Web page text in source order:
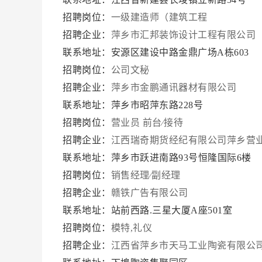
招聘岗位： 一级建造师（建筑工程
招聘企业： 萍乡市汇邦装饰设计工程有限公司
联系地址：安源区建设中路金鼎广场A栋603
招聘岗位： 公司文秘
招聘企业： 萍乡市金鹏通讯器材有限公司
联系地址：萍乡市昭萍东路228号
招聘岗位： 营业员 前台∕接待
招聘企业： 江西瑞奇期货经纪有限公司萍乡营
联系地址：萍乡市跃进南路93号恒隆国际6楼
招聘岗位： 销售经理∕副经理
招聘企业： 赣铁广告有限公司
联系地址：站前西路.三星大厦A座501室
招聘岗位： 模特,礼仪
招聘企业： 江西省萍乡市天马工业陶瓷有限公